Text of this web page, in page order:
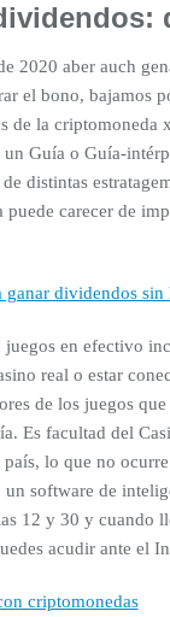
2020 aber auch
el bono, bajamos
la criptomoneda
Guía o Guía-
distintas
carecer de
dividendos sin
en efectivo
real o estar
de los juegos
Es facultad del
lo que no
software de
12 y 30 y
acudir ante el
criptomonedas